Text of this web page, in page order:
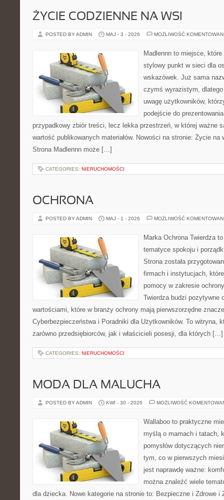
ŻYCIE CODZIENNE NA WSI
POSTED BY ADMIN MAJ - 3 - 2026 MOŻLIWOŚĆ
Madlennn to miejsce,
stylowy punkt w sieci dla
wskazówek. Już sama
czymś wyrazistym,
uwagę użytkowników,
podejście do
przypadkowy zbiór treści, lecz lekka przestrzeń, w której ważne
wartość publikowanych materiałów. Nowości na stronie: Życie na
Strona Madlennn może […]
CATEGORIES: NIERUCHOMOŚCI
OCHRONA
POSTED BY ADMIN MAJ - 1 - 2026 MOŻLIWOŚĆ
Marka Ochrona Twierdza
tematyce spokoju i
Strona została
firmach i instytucjach,
pomocy w zakresie
Twierdza budzi pozytywne
wartościami, które w branży ochrony mają pierwszorzędne
Cyberbezpieczeństwa i Poradniki dla Użytkowników. To witryna,
zarówno przedsiębiorców, jak i właścicieli posesji, dla których […]
CATEGORIES: NIERUCHOMOŚCI
MODA DLA MALUCHA
POSTED BY ADMIN KWI - 30 - 2026 MOŻLIWOŚĆ
Wallaboo to praktyczne
myślą o mamach i tatach,
pomysłów dotyczących
tym, co w pierwszych
jest naprawdę ważne:
można znaleźć wiele
dla dziecka. Nowe kategorie na stronie to: Bezpieczne i Zdrowe i